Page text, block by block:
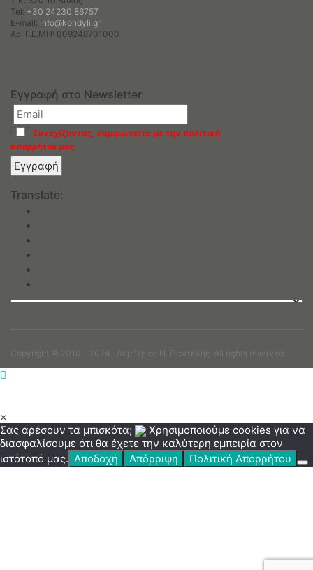
Tel: +30 24230 86757
E-mail: info@kondyli.gr
Αρ. Γ.Ε.ΜΗ: 009248701000
Εγγραφή στο Newsletter
Συνεχίζοντας, συμφωνείτε με την πολιτική
απορρήτου μας
Translate:
Copyright © 2010 - 2024 · Δημήτριος N. Παντελής. All rights reserved.
×
Σας αρέσουν τα μπισκότα;
Χρησιμοποιούμε cookies για να
διασφαλίσουμε ότι θα έχετε την καλύτερη εμπειρία στον
ιστότοπό μας. Αποδοχή Απόρριψη Πολιτική Απορρήτου